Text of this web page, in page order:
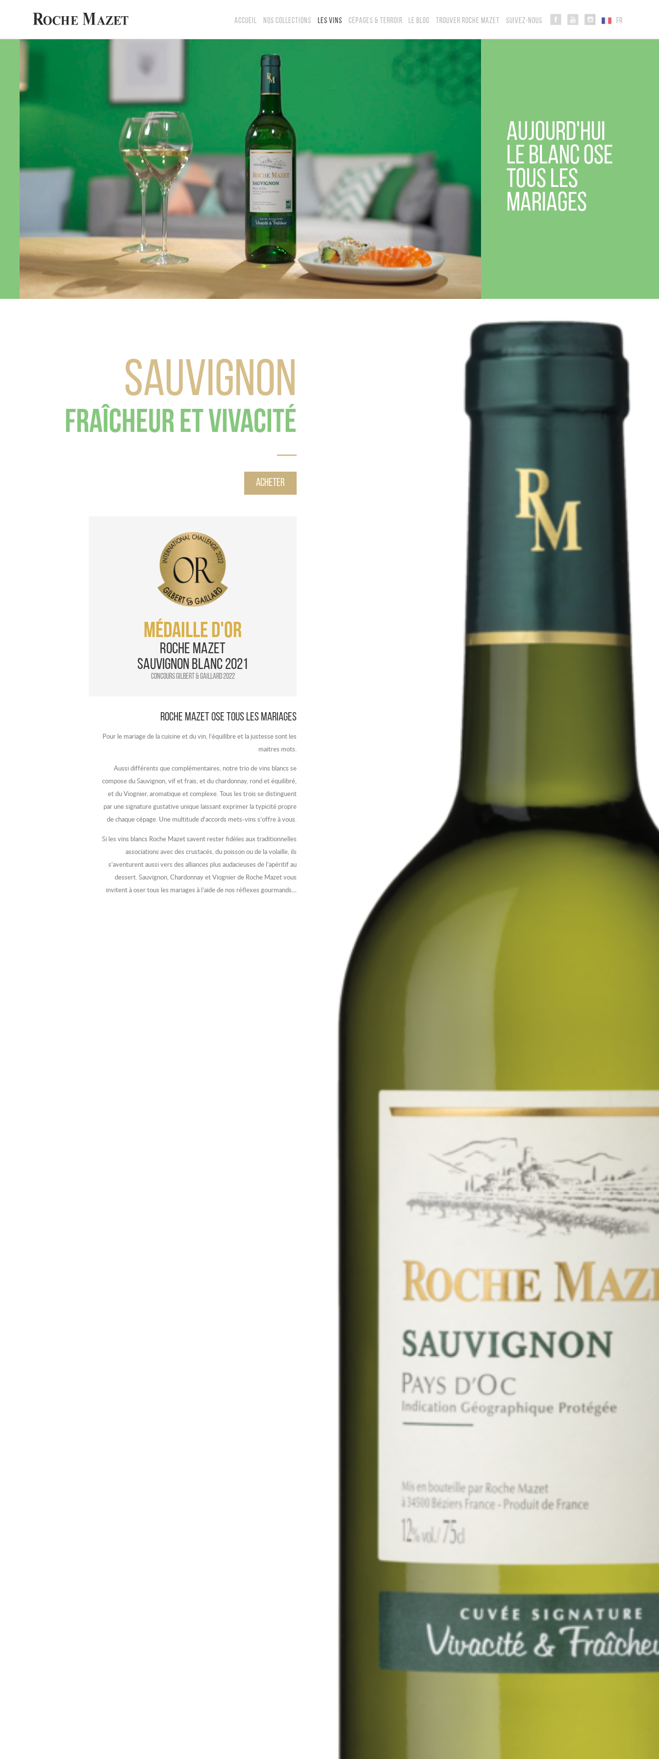
ACCUEIL NOS COLLECTIONS LES VINS CÉPAGES & TERROIR LE BLOG TROUVER ROCHE MAZET SUIVEZ-NOUS FR
Aujourd'hui
Le blanc ose
tous les
mariages
Sauvignon
Fraîcheur et vivacité
Acheter
Médaille d'OR
Roche Mazet
Sauvignon Blanc 2021
Concours Gilbert & Gaillard 2022
Roche Mazet ose tous les mariages
Pour le mariage de la cuisine et du vin, l’équilibre et la justesse sont les
maitres mots.
Aussi différents que complémentaires, notre trio de vins blancs se
compose du Sauvignon, vif et frais, et du chardonnay, rond et équilibré,
et du Viognier, aromatique et complexe. Tous les trois se distinguent
par une signature gustative unique laissant exprimer la typicité propre
de chaque cépage. Une multitude d’accords mets-vins s’offre à vous.
Si les vins blancs Roche Mazet savent rester fidèles aux traditionnelles
associations avec des crustacés, du poisson ou de la volaille, ils
s’aventurent aussi vers des alliances plus audacieuses de l’apéritif au
dessert. Sauvignon, Chardonnay et Viognier de Roche Mazet vous
invitent à oser tous les mariages à l’aide de nos réflexes gourmands…